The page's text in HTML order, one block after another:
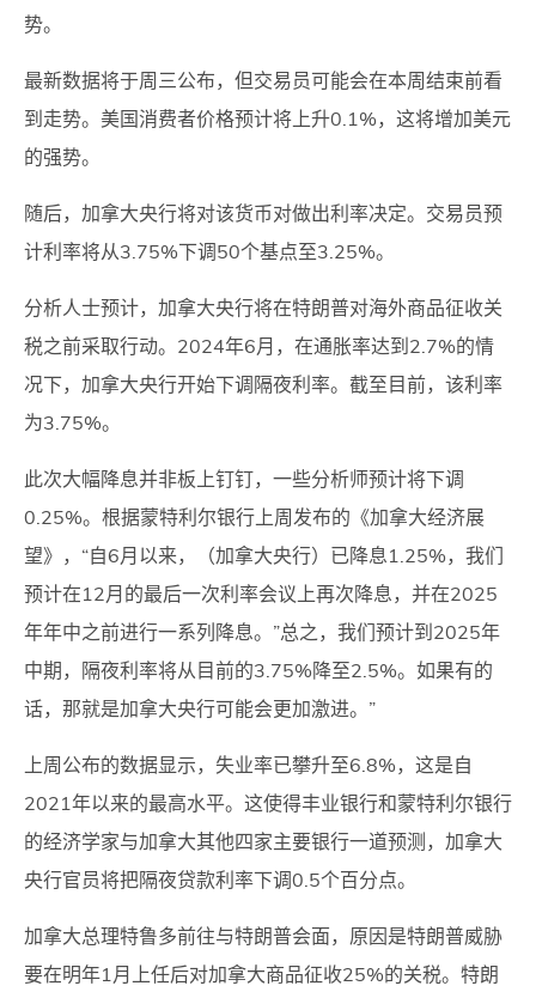
势。
最新数据将于周三公布，但交易员可能会在本周结束前看
到走势。美国消费者价格预计将上升0.1%，这将增加美元
的强势。
随后，加拿大央行将对该货币对做出利率决定。交易员预
计利率将从3.75%下调50个基点至3.25%。
分析人士预计，加拿大央行将在特朗普对海外商品征收关
税之前采取行动。2024年6月，在通胀率达到2.7%的情
况下，加拿大央行开始下调隔夜利率。截至目前，该利率
为3.75%。
此次大幅降息并非板上钉钉，一些分析师预计将下调
0.25%。根据蒙特利尔银行上周发布的《加拿大经济展
望》，“自6月以来，（加拿大央行）已降息1.25%，我们
预计在12月的最后一次利率会议上再次降息，并在2025
年年中之前进行一系列降息。”总之，我们预计到2025年
中期，隔夜利率将从目前的3.75%降至2.5%。如果有的
话，那就是加拿大央行可能会更加激进。”
上周公布的数据显示，失业率已攀升至6.8%，这是自
2021年以来的最高水平。这使得丰业银行和蒙特利尔银行
的经济学家与加拿大其他四家主要银行一道预测，加拿大
央行官员将把隔夜贷款利率下调0.5个百分点。
加拿大总理特鲁多前往与特朗普会面，原因是特朗普威胁
要在明年1月上任后对加拿大商品征收25%的关税。特朗